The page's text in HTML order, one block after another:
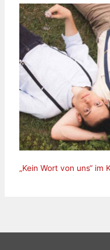
„Kein Wort von uns“ im